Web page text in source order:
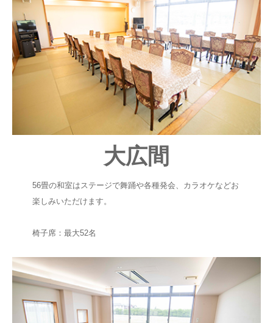
大広間
56畳の和室はステージで舞踊や各種発会、カラオケなどお
楽しみいただけます。
椅子席：最大52名